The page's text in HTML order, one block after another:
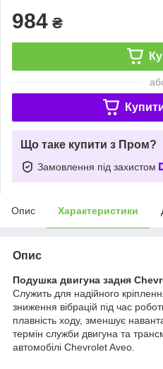
984 ₴
Що таке купити з Пром?
Замовлення під захистом
Опис Характеристики
Опис
Подушка двигуна задня
Служить для надійного
зниження вібрацій під час
плавність ходу, зменшує
термін служби двигуна та
автомобілі Chevrolet Aveo.